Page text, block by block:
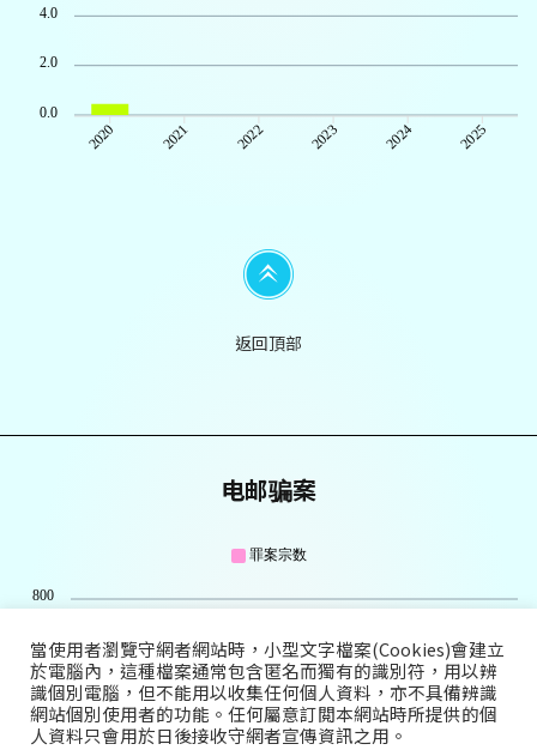
4.0
2.0
0.0
2020 2021 2022 2023 2024 2025
返回頂部
电邮骗案
罪案宗数
800
600
400
當使用者瀏覽守網者網站時，小型文字檔案(Cookies)會建立
於電腦內，這種檔案通常包含匿名而獨有的識別符，用以辨
識個別電腦，但不能用以收集任何個人資料，亦不具備辨識
網站個別使用者的功能。任何屬意訂閲本網站時所提供的個
人資料只會用於日後接收守網者宣傳資訊之用。